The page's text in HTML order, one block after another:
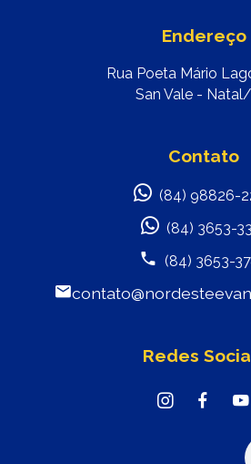
Endereço
Rua Poeta Mário
San Vale -
Contato
(84) 98826-
(84) 3653-
(84) 3653-
Redes